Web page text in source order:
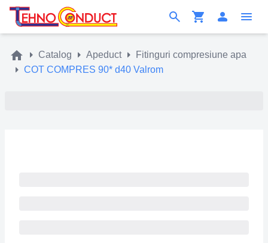
Catalog Apeduct
Fitinguri compresiune apa
COT COMPRES 90* d40 Valrom